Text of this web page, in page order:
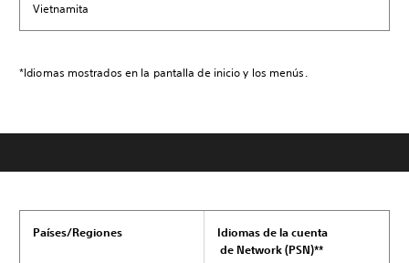
Vietnamita
*Idiomas mostrados en la pantalla de inicio y los menús.
Países/Regiones
Idiomas de la cuenta
de Network (PSN)**